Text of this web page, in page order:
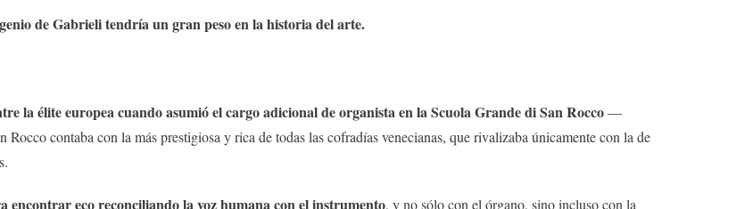
de Gabrieli tendría un gran peso en la historia del arte.
la élite europea cuando asumió el cargo adicional de organista en la Scuola Grande di San Rocco—
contaba con la más prestigiosa y rica de todas las cofradías venecianas, que rivalizaba únicamente con la de
encontrar eco reconciliando la voz humana con el instrumento, y no sólo con el órgano, sino incluso con la